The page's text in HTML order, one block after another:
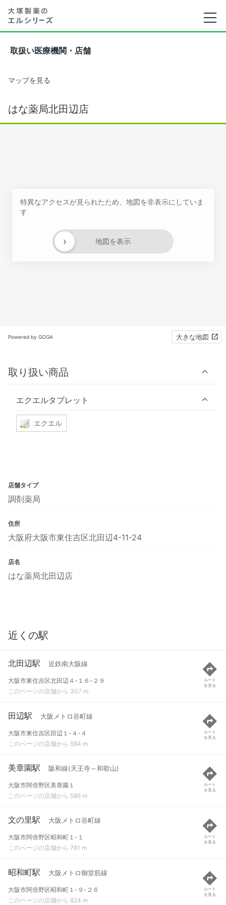
取扱い医療機関・店舗
マップを見る
はな薬局北田辺店
特異なアクセスが見られたため、地図を非表示にしていま
す
地図を表示
›
Powered by GOGA 大きな地図
取り扱い商品
エクエルタブレット
エクエル
店舗タイプ
調剤薬局
住所
大阪府大阪市東住吉区北田辺4-11-24
店名
はな薬局北田辺店
近くの駅
北田辺駅 近鉄南大阪線
大阪市東住吉区北田辺４-１６-２９
このページの店舗から 307 m
ルート
を見る
田辺駅 大阪メトロ谷町線
大阪市東住吉区田辺１-４-４
このページの店舗から 584 m
ルート
を見る
美章園駅 阪和線(天王寺～和歌山)
大阪市阿倍野区美章園１
このページの店舗から 586 m
ルート
を見る
文の里駅 大阪メトロ谷町線
大阪市阿倍野区昭和町１-１
このページの店舗から 781 m
ルート
を見る
昭和町駅 大阪メトロ御堂筋線
大阪市阿倍野区昭和町１-９-２６
このページの店舗から 824 m
ルート
を見る